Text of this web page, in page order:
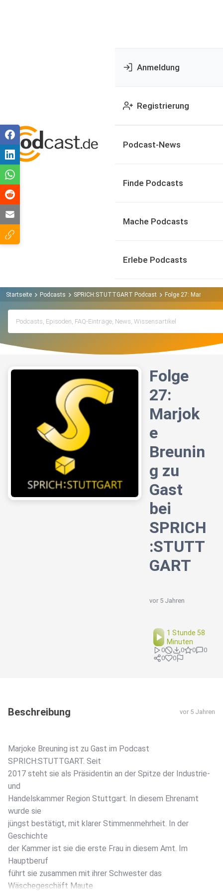
Anmeldung
Registrierung
Podcast-News
Finde Podcasts
Mache Podcasts
Erlebe Podcasts
Startseite Podcasts SPRICH:STUTTGART Podcast Folge 27: Marjoke
Folge
27:
Marjok
e
Breunin
g zu
Gast
bei
SPRICH
:STUTT
GART
vor 5 Jahren
1 Stunde 58
Minuten
0 0 0
0
0
0
Beschreibung vor 5 Jahren
Marjoke Breuning ist zu Gast im Podcast
SPRICH:STUTTGART. Seit
2017 steht sie als Präsidentin an der Spitze der Industrie-
und
Handelskammer Region Stuttgart. In diesem Ehrenamt
wurde sie
jüngst bestätigt, mit klarer Stimmenmehrheit. In der
Geschichte
der Kammer ist sie die erste Frau in diesem Amt. Im
Hauptberuf
führt sie zusammen mit ihrer Schwester das
Wäschegeschäft Maute